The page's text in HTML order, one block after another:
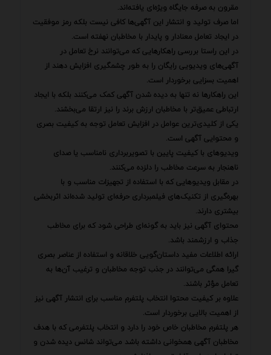
مقرون به صرفه جایگاه ویژه‌ای یافته‌اند.
اما صرف تولید و انتشار این آگهی‌ها کافی نیست بلکه رمز موفقیت
در ایجاد تعامل معنادار و پایدار با مخاطبان نهفته است.
در این راستا بررسی راهکارهایی که می‌توانند نرخ تعامل در
آگهی‌های ویدیویی رایگان را به طور چشمگیری افزایش دهند از
اهمیت بسزایی برخوردار است.
این راهکارها نه تنها به دیده شدن آگهی کمک می‌کنند بلکه با ایجاد
ارتباطی عمیق‌تر با مخاطبان ارزش برند را نیز ارتقا می‌بخشند.
یکی از کلیدی‌ترین عوامل در افزایش تعامل توجه به کیفیت بصری
و محتوایی آگهی است.
ویدیوهای با کیفیت پایین با تصویربرداری نامناسب یا صدای
ناهنجار به سرعت مخاطب را دلزده می‌کنند.
در مقابل ویدیوهایی که با استفاده از تجهیزات مناسب و با
بهره‌گیری از تکنیک‌های فیلمبرداری حرفه‌ای تولید شده‌اند اثربخشی
بیشتری دارند.
محتوای آگهی نیز باید به گونه‌ای طراحی شود که برای مخاطب
جذاب و ارزشمند باشد.
ارائه اطلاعات مفید داستان‌گویی خلاقانه و استفاده از عناصر بصری
گیرا همگی می‌توانند در جذب توجه مخاطبان و ترغیب آن‌ها به
تعامل مؤثر باشند.
علاوه بر کیفیت محتوا انتخاب پلتفرم مناسب برای انتشار آگهی نیز
از اهمیت بالایی برخوردار است.
هر پلتفرم مخاطبان خاص خود را دارد و انتخاب پلتفرمی که با هدف
مخاطبان آگهی همخوانی داشته باشد می‌تواند شانس دیده شدن و